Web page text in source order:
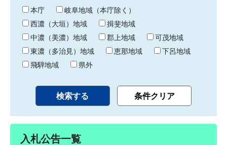
わ
り
本庁
岐阜地域（本庁除く）
西濃（大垣）地域
揖斐地域
中濃（美濃）地域
郡上地域
可茂地域
東濃（多治見）地域
恵那地域
下呂地域
飛騨地域
県外
入札公告一覧